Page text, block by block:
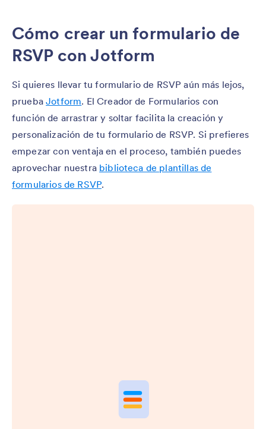
Cómo crear un formulario de
RSVP con Jotform
Si quieres llevar tu formulario de RSVP aún más lejos,
pruebaJotform. El Creador de Formularios con
función de arrastrar y soltar facilita la creación y
personalización de tu formulario de RSVP. Si prefieres
empezar con ventaja en el proceso, también puedes
aprovechar nuestra biblioteca de plantillas de
formularios de RSVP.